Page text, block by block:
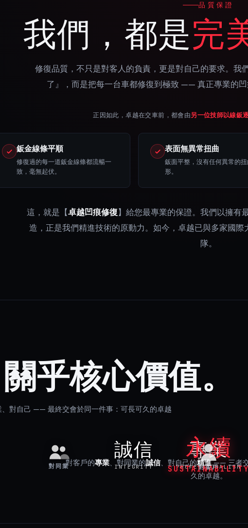
品質保證
我們，都是完
修復品質，不只是對客人的負責，更是對自己的要求。我
了』，而是把每一台車都修復到極致 —— 真正專業的凹
正因如此，卓越在交車前，都會由另一位技師以線鈑
鈑金線條平順
修復過的每一道鈑金線條都流暢一
致，毫無起伏。
表面無異常扭曲
鈑面平整，沒有任何異常的
形。
這，就是【卓越凹痕修復】給您最專業的保證。我們以擁有
造，正是我們精進技術的原動力。如今，卓越已與多家國
隊。
乎核心價值。
對自己 —— 最終交會於同一件事：可長可久的卓越
專業
PROFESSIONALISM
誠信
INTEGRITY
永續
對客戶
對同業對客戶的專業、對同業的誠信、對自己的精進—— 三者交
久的卓越。